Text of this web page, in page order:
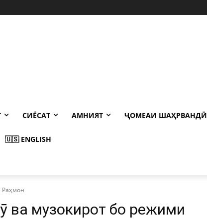
СИЁСАТ АМНИЯТ ҶОМЕАИ ШАҲРВАНДӢ
🇺🇸 ENGLISH
Раҳмон
ва музокирот бо режими